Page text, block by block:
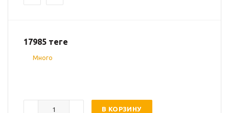
17985 теңге
Много
В КОРЗИНУ